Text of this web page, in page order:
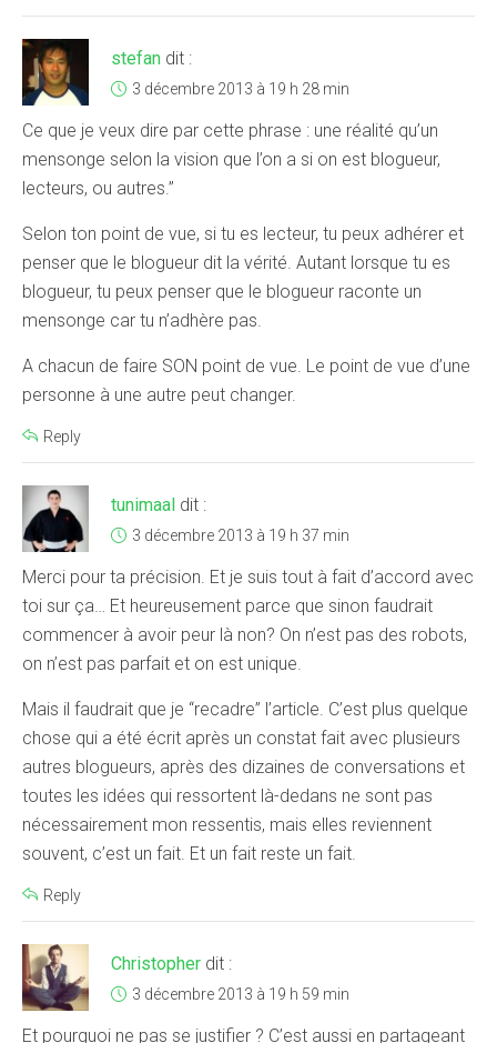
stefan dit :
3 décembre 2013 à 19 h 28 min
Ce que je veux dire par cette phrase : une réalité qu’un
mensonge selon la vision que l’on a si on est blogueur,
lecteurs, ou autres.”
Selon ton point de vue, si tu es lecteur, tu peux adhérer et
penser que le blogueur dit la vérité. Autant lorsque tu es
blogueur, tu peux penser que le blogueur raconte un
mensonge car tu n’adhère pas.
A chacun de faire SON point de vue. Le point de vue d’une
personne à une autre peut changer.
Reply
tunimaal dit :
3 décembre 2013 à 19 h 37 min
Merci pour ta précision. Et je suis tout à fait d’accord avec
toi sur ça… Et heureusement parce que sinon faudrait
commencer à avoir peur là non? On n’est pas des robots,
on n’est pas parfait et on est unique.
Mais il faudrait que je “recadre” l’article. C’est plus quelque
chose qui a été écrit après un constat fait avec plusieurs
autres blogueurs, après des dizaines de conversations et
toutes les idées qui ressortent là-dedans ne sont pas
nécessairement mon ressentis, mais elles reviennent
souvent, c’est un fait. Et un fait reste un fait.
Reply
Christopher dit :
3 décembre 2013 à 19 h 59 min
Et pourquoi ne pas se justifier ? C’est aussi en partageant